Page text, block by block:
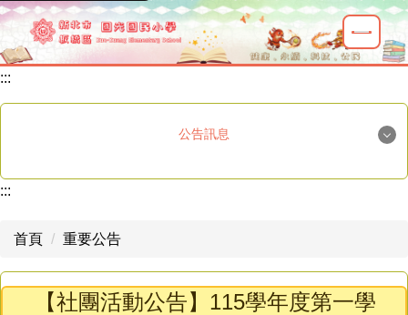
跳
主
要
內
:::
公告訊息
學生活動
:::
首頁 重要公告
【社團活動公告】115學年度第一學